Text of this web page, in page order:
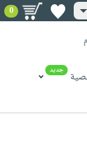
0
جديد